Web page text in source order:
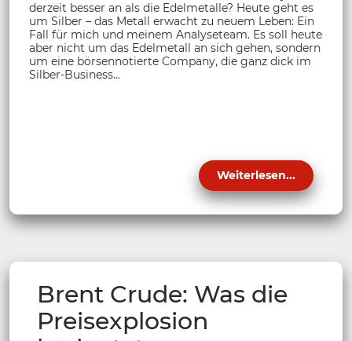
derzeit besser an als die Edelmetalle? Heute geht es
um Silber – das Metall erwacht zu neuem Leben: Ein
Fall für mich und meinem Analyseteam. Es soll heute
aber nicht um das Edelmetall an sich gehen, sondern
um eine börsennotierte Company, die ganz dick im
Silber-Business...
Weiterlesen...
Brent Crude: Was die
Preisexplosion